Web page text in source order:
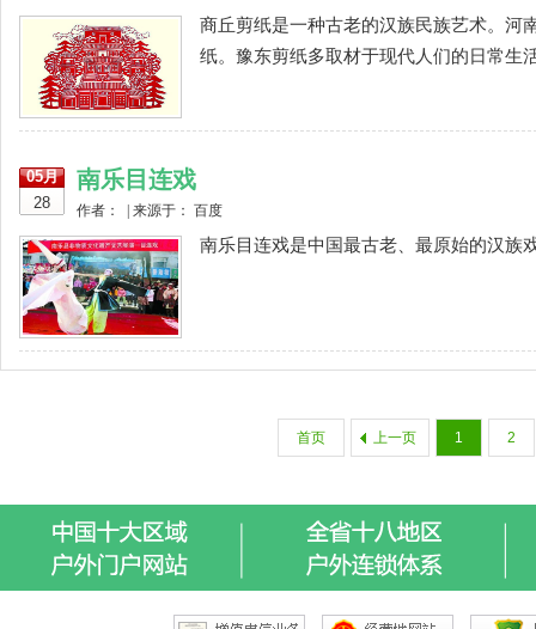
商丘剪纸是一种古老的汉族民族艺术。河
纸。豫东剪纸多取材于现代人们的日常生
05月
28
南乐目连戏
作者： | 来源于： 百度
南乐目连戏是中国最古老、最原始的汉族
首页 上一页 1 2